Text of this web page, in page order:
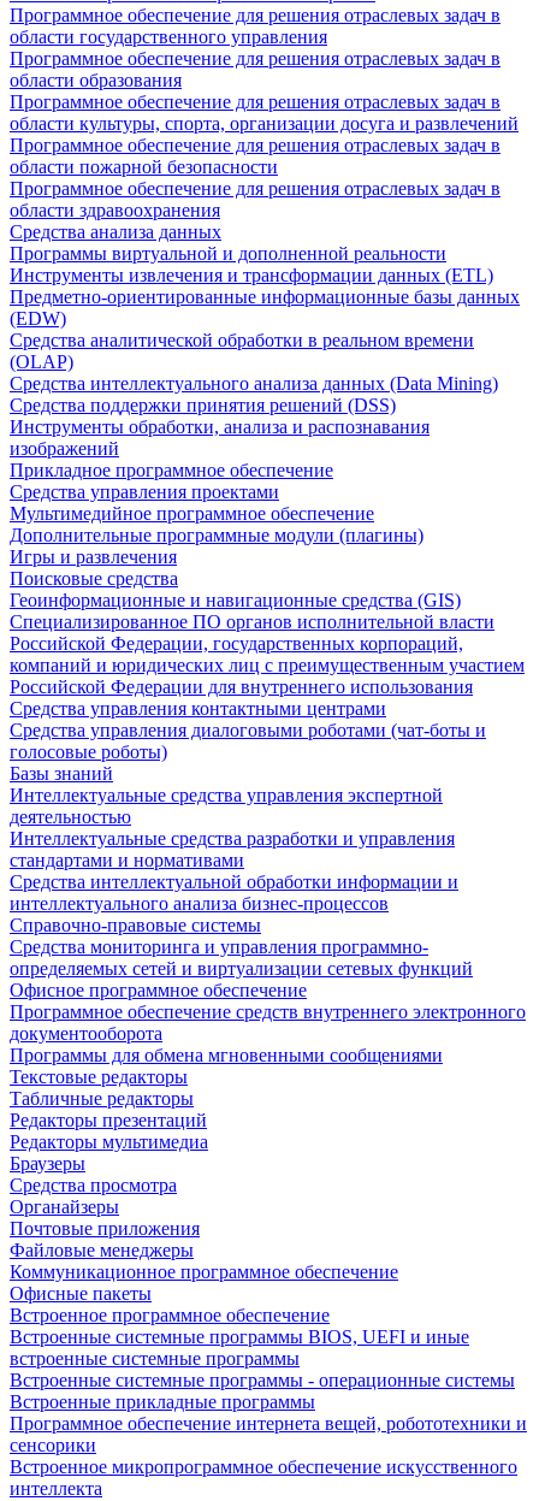
Программное обеспечение для решения отраслевых задач в
области государственного управления
Программное обеспечение для решения отраслевых задач в
области образования
Программное обеспечение для решения отраслевых задач в
области культуры, спорта, организации досуга и развлечений
Программное обеспечение для решения отраслевых задач в
области пожарной безопасности
Программное обеспечение для решения отраслевых задач в
области здравоохранения
Средства анализа данных
Программы виртуальной и дополненной реальности
Инструменты извлечения и трансформации данных (ETL)
Предметно-ориентированные информационные базы данных
(EDW)
Средства аналитической обработки в реальном времени
(OLAP)
Средства интеллектуального анализа данных (Data Mining)
Средства поддержки принятия решений (DSS)
Инструменты обработки, анализа и распознавания
изображений
Прикладное программное обеспечение
Средства управления проектами
Мультимедийное программное обеспечение
Дополнительные программные модули (плагины)
Игры и развлечения
Поисковые средства
Геоинформационные и навигационные средства (GIS)
Специализированное ПО органов исполнительной власти
Российской Федерации, государственных корпораций,
компаний и юридических лиц с преимущественным участием
Российской Федерации для внутреннего использования
Средства управления контактными центрами
Средства управления диалоговыми роботами (чат-боты и
голосовые роботы)
Базы знаний
Интеллектуальные средства управления экспертной
деятельностью
Интеллектуальные средства разработки и управления
стандартами и нормативами
Средства интеллектуальной обработки информации и
интеллектуального анализа бизнес-процессов
Справочно-правовые системы
Средства мониторинга и управления программно-
определяемых сетей и виртуализации сетевых функций
Офисное программное обеспечение
Программное обеспечение средств внутреннего электронного
документооборота
Программы для обмена мгновенными сообщениями
Текстовые редакторы
Табличные редакторы
Редакторы презентаций
Редакторы мультимедиа
Браузеры
Средства просмотра
Органайзеры
Почтовые приложения
Файловые менеджеры
Коммуникационное программное обеспечение
Офисные пакеты
Встроенное программное обеспечение
Встроенные системные программы BIOS, UEFI и иные
встроенные системные программы
Встроенные системные программы - операционные системы
Встроенные прикладные программы
Программное обеспечение интернета вещей, робототехники и
сенсорики
Встроенное микропрограммное обеспечение искусственного
интеллекта